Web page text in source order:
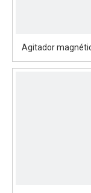
Agitador
LED SN-